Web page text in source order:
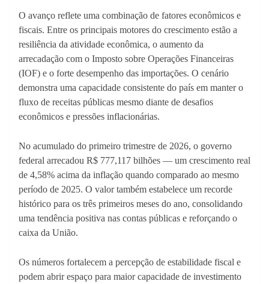
O avanço reflete uma combinação de fatores econômicos e
fiscais. Entre os principais motores do crescimento estão a
resiliência da atividade econômica, o aumento da
arrecadação com o Imposto sobre Operações Financeiras
(IOF) e o forte desempenho das importações. O cenário
demonstra uma capacidade consistente do país em manter o
fluxo de receitas públicas mesmo diante de desafios
econômicos e pressões inflacionárias.
No acumulado do primeiro trimestre de 2026, o governo
federal arrecadou R$ 777,117 bilhões — um crescimento real
de 4,58% acima da inflação quando comparado ao mesmo
período de 2025. O valor também estabelece um recorde
histórico para os três primeiros meses do ano, consolidando
uma tendência positiva nas contas públicas e reforçando o
caixa da União.
Os números fortalecem a percepção de estabilidade fiscal e
podem abrir espaço para maior capacidade de investimento